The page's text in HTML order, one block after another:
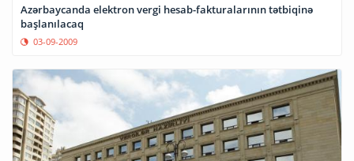
Azərbaycanda elektron vergi hesab-fakturalarının tətbiqinə
başlanılacaq
03-09-2009